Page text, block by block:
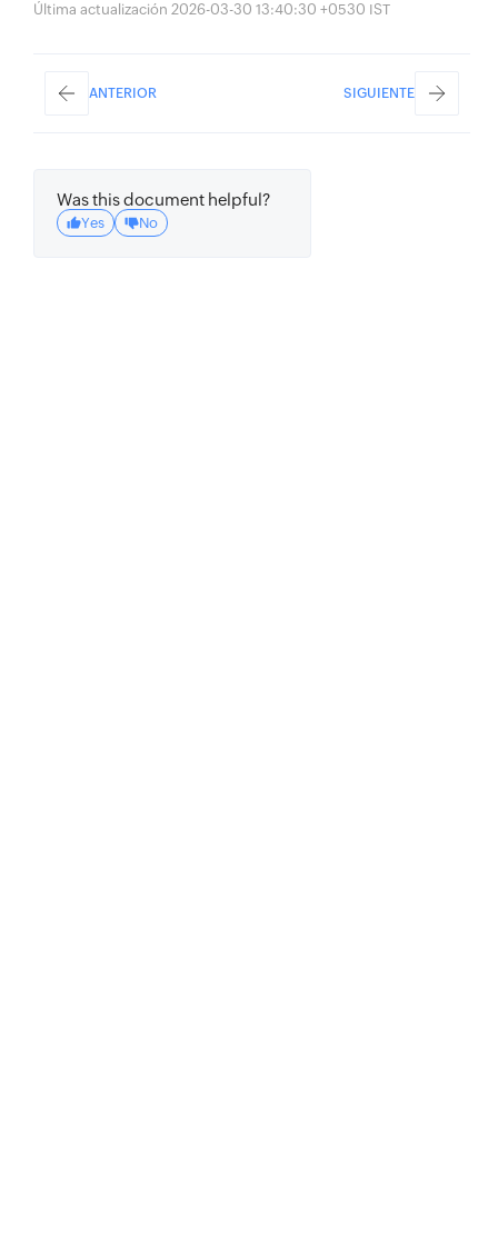
Última actualización 2026-03-30 13:40:30 +0530 IST
ANTERIOR SIGUIENTE
Was this document helpful?
Yes No